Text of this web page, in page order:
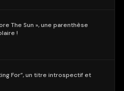
The Sun », une parenthèse
!
For”, un titre introspectif et